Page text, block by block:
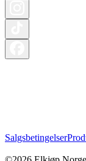
Salgsbetingelser